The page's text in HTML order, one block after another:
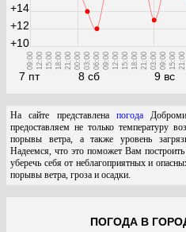
7 пт
09:00 12:00 15:00 18:00 21:00
8 сб
00:00 03:00 06:00 09:00 12:00 15:00 18:00 21:00
9 вс
03:00 09:00 15:00 21:00
+10
+12
+14
На сайте представлена погода
предоставляем не только температуру
порывы ветра, а также уровень
Надеемся, что это поможет Вам
уберечь себя от неблагоприятных и
порывы ветра, гроза и осадки.
ПОГОДА В